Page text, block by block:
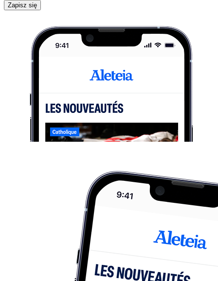
Zapisz się